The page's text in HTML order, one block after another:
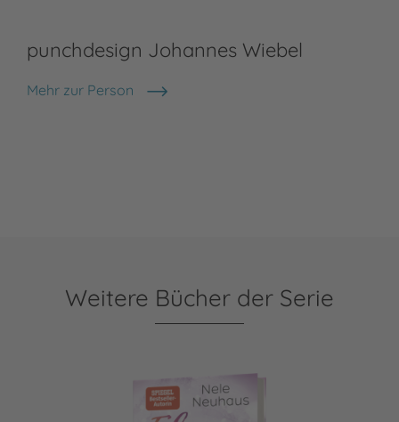
punchdesign Johannes Wiebel
Mehr zur Person
punchdesign Johannes Wiebel
Weitere Bücher der Serie